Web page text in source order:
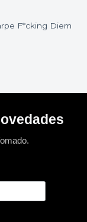
F*cking Diem